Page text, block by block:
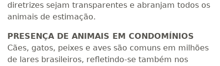
diretrizes sejam transparentes e abranjam todos os
animais de estimação.
PRESENÇA DE ANIMAIS EM CONDOMÍNIOS
Cães, gatos, peixes e aves são comuns em milhões
de lares brasileiros, refletindo-se também nos